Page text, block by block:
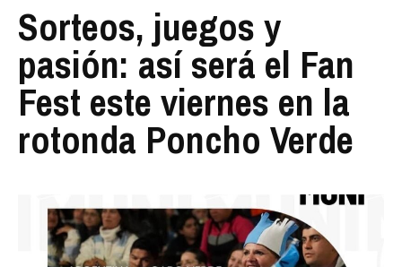
Sorteos, juegos y
pasión: así será el Fan
Fest este viernes en la
rotonda Poncho Verde